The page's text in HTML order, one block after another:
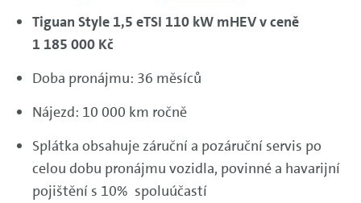
Tiguan Style 1,5 eTSI 110 kW mHEV v ceně
1 185 000 Kč
Doba pronájmu: 36 měsíců
Nájezd: 10 000 km ročně
Splátka obsahuje záruční a pozáruční servis po
celou dobu pronájmu vozidla, povinné a havarijní
pojištění s 10% spoluúčastí